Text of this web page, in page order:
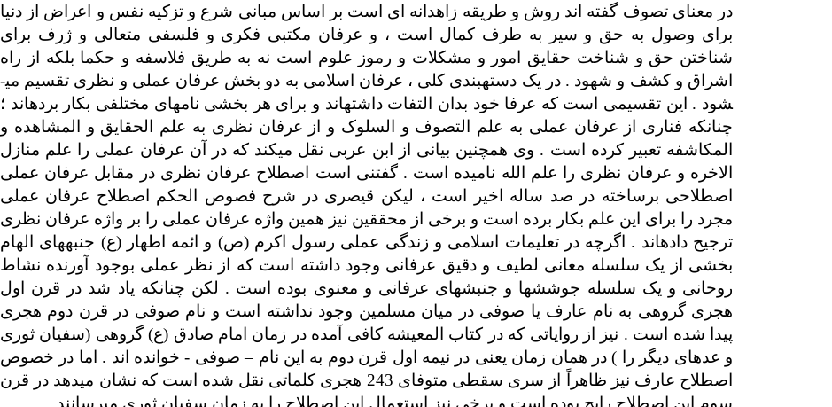
در معنای تصوف گفته­ اند روش و طریقه زاهدانه­ ای است بر اساس مبانی شرع و تزکیه نفس و اعراض از دنیا
برای وصول به حق و سیر به طرف کمال است ، و عرفان مکتبی فکری و فلسفی متعالی و ژرف برای
شناختن حق و شناخت حقایق امور و مشکلات و رموز علوم است نه به طریق فلاسفه و حکما بلکه از راه
اشراق و کشف و شهود . در یک دسته­بندی کلی ، عرفان اسلامی به دو بخش عرفان عملی و نظری تقسیم می­
شود . این تقسیمی است که عرفا خود بدان التفات داشته­اند و برای هر بخشی نامهای مختلفی بکار برده­اند ؛
چنانکه فناری از عرفان عملی به علم التصوف و السلوک و از عرفان نظری به علم الحقایق و المشاهده و
المکاشفه تعبیر کرده است . وی همچنین بیانی از ابن عربی نقل می­کند که در آن عرفان عملی را علم منازل
الاخره و عرفان نظری را علم الله نامیده است . گفتنی است اصطلاح عرفان نظری در مقابل عرفان عملی
اصطلاحی برساخته در صد ساله اخیر است ، لیکن قیصری در شرح فصوص الحکم اصطلاح عرفان عملی
مجرد را برای این علم بکار برده است و برخی از محققین نیز همین واژه عرفان عملی را بر واژه عرفان نظری
ترجیح داده­اند . اگرچه در تعلیمات اسلامی و زندگی عملی رسول اکرم (ص) و ائمه اطهار (ع) جنبه­های الهام
بخشی از یک سلسله معانی لطیف و دقیق عرفانی وجود داشته است که از نظر عملی بوجود آورنده نشاط
روحانی و یک سلسله جوششها و جنبشهای عرفانی و معنوی بوده است . لکن چنانکه یاد شد در قرن اول
هجری گروهی به نام عارف یا صوفی در میان مسلمین وجود نداشته است و نام صوفی در قرن دوم هجری
پیدا شده است . نیز از روایاتی که در کتاب المعیشه کافی آمده در زمان امام صادق (ع) گروهی (سفیان ثوری
و عده­ای دیگر را ) در همان زمان یعنی در نیمه اول قرن دوم به این نام –صوفی - خوانده اند . اما در خصوص
اصطلاح عارف نیز ظاهراً از سری سقطی متوفای 243 هجری کلماتی نقل شده است که نشان می­دهد در قرن
سوم این اصطلاح رایج بوده است و برخی نیز استعمال این اصطلاح را به زمان سفیان ثوری می­رسانند